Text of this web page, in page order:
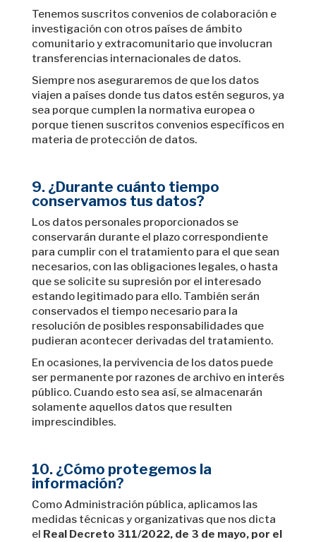
Tenemos suscritos convenios de colaboración e
investigación con otros países de ámbito
comunitario y extracomunitario que involucran
transferencias internacionales de datos.
Siempre nos aseguraremos de que los datos
viajen a países donde tus datos estén seguros, ya
sea porque cumplen la normativa europea o
porque tienen suscritos convenios específicos en
materia de protección de datos.
9. ¿Durante cuánto tiempo
conservamos tus datos?
Los datos personales proporcionados se
conservarán durante el plazo correspondiente
para cumplir con el tratamiento para el que sean
necesarios, con las obligaciones legales, o hasta
que se solicite su supresión por el interesado
estando legitimado para ello. También serán
conservados el tiempo necesario para la
resolución de posibles responsabilidades que
pudieran acontecer derivadas del tratamiento.
En ocasiones, la pervivencia de los datos puede
ser permanente por razones de archivo en interés
público. Cuando esto sea así, se almacenarán
solamente aquellos datos que resulten
imprescindibles.
10. ¿Cómo protegemos la
información?
Como Administración pública, aplicamos las
medidas técnicas y organizativas que nos dicta
el Real Decreto 311/2022, de 3 de mayo, por el